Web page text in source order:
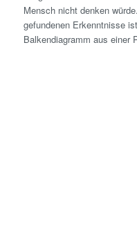
Mensch nicht denken
gefundenen Erkenntnisse
Balkendiagramm aus einer